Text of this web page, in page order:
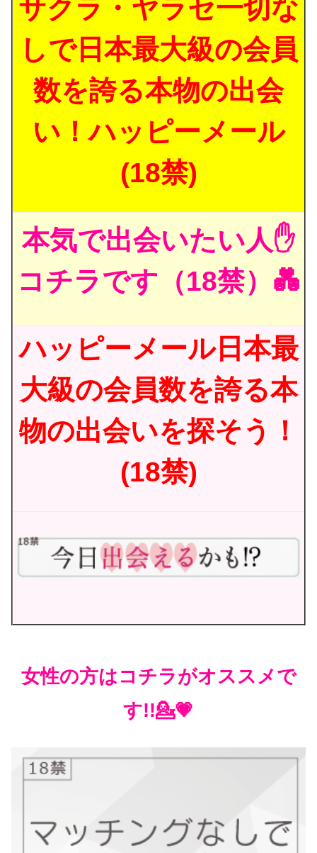
サクラ・ヤラセ一切な
しで日本最大級の会員
数を誇る本物の出会
い！ハッピーメール
(18禁)
本気で出会いたい人✋
コチラです（18禁）💑
ハッピーメール日本最
大級の会員数を誇る本
物の出会いを探そう！
(18禁)
女性の方はコチラがオススメで
す!!💁💗